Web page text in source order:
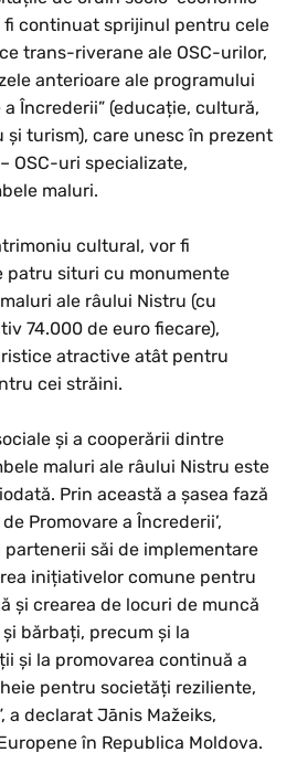
fi continuat sprijinul pentru cele
trans-riverane ale OSC-urilor,
anterioare ale programului
a Încrederii” (educație, cultură,
și turism), care unesc în prezent
OSC-uri specializate,
maluri.
cultural, vor fi
situri cu monumente
ale râului Nistru (cu
74.000 de euro fiecare),
atractive atât pentru
cei străini.
și a cooperării dintre
maluri ale râului Nistru este
Prin această a șasea fază
Promovare a Încrederii’,
partenerii săi de implementare
inițiativelor comune pentru
și crearea de locuri de muncă
bărbați, precum și la
și la promovarea continuă a
pentru societăți reziliente,
a declarat Jānis Mažeiks,
în Republica Moldova.